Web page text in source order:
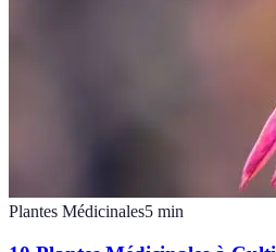
Plantes Médicinales5 min